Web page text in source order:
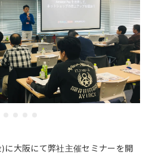
に大阪にて弊社主催セミナーを開